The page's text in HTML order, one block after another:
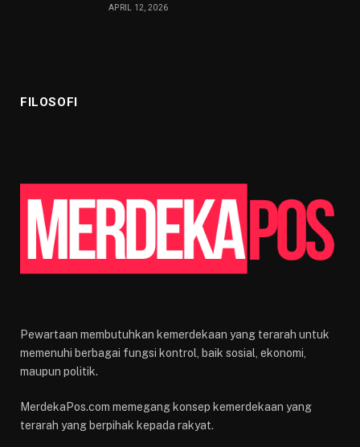
APRIL 12, 2026
FILOSOFI
Pewartaan membutuhkan kemerdekaan yang terarah untuk
memenuhi berbagai fungsi kontrol, baik sosial, ekonomi,
maupun politik.
MerdekaPos.com memegang konsep kemerdekaan yang
terarah yang berpihak kepada rakyat.